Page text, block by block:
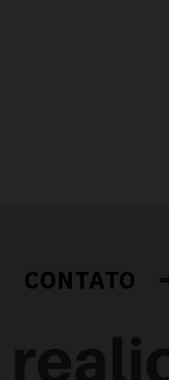
CONTATO